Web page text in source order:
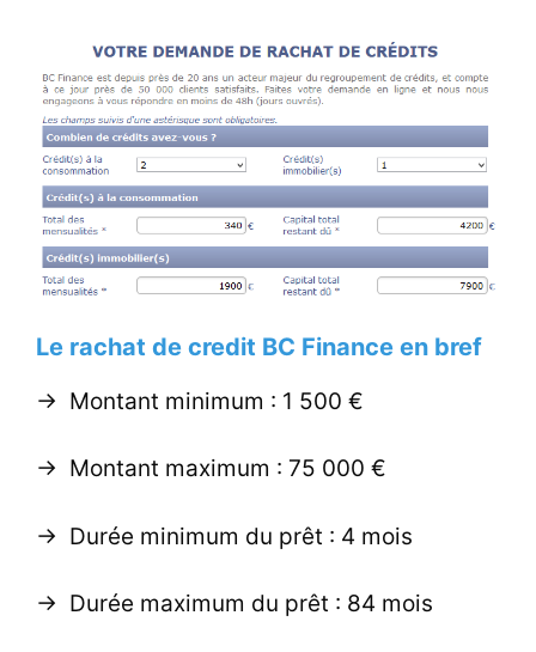
Le rachat de credit BC Finance en bref
-> Montant minimum : 1 500 €
-> Montant maximum : 75 000 €
-> Durée minimum du prêt : 4 mois
-> Durée maximum du prêt : 84 mois